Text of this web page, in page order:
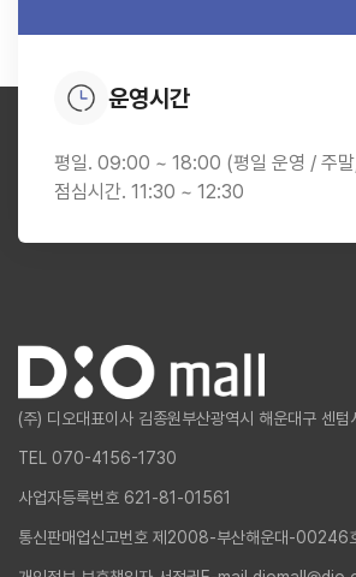
운영시간
평일. 09:00 ~ 18:00 (평일 운영 / 주말
점심시간. 11:30 ~ 12:30
(주) 디오대표이사 김종원부산광역시 해운대구 센
TEL 070-4156-1730
사업자등록번호 621-81-01561
통신판매업신고번호 제2008-부산해운대-00246